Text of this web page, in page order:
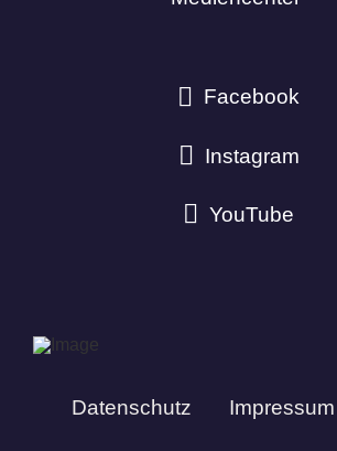
Facebook
Instagram
YouTube
Datenschutz Impressum